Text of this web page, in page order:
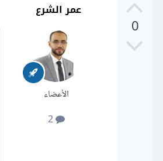
0
عمر الشرع
الأعضاء
2